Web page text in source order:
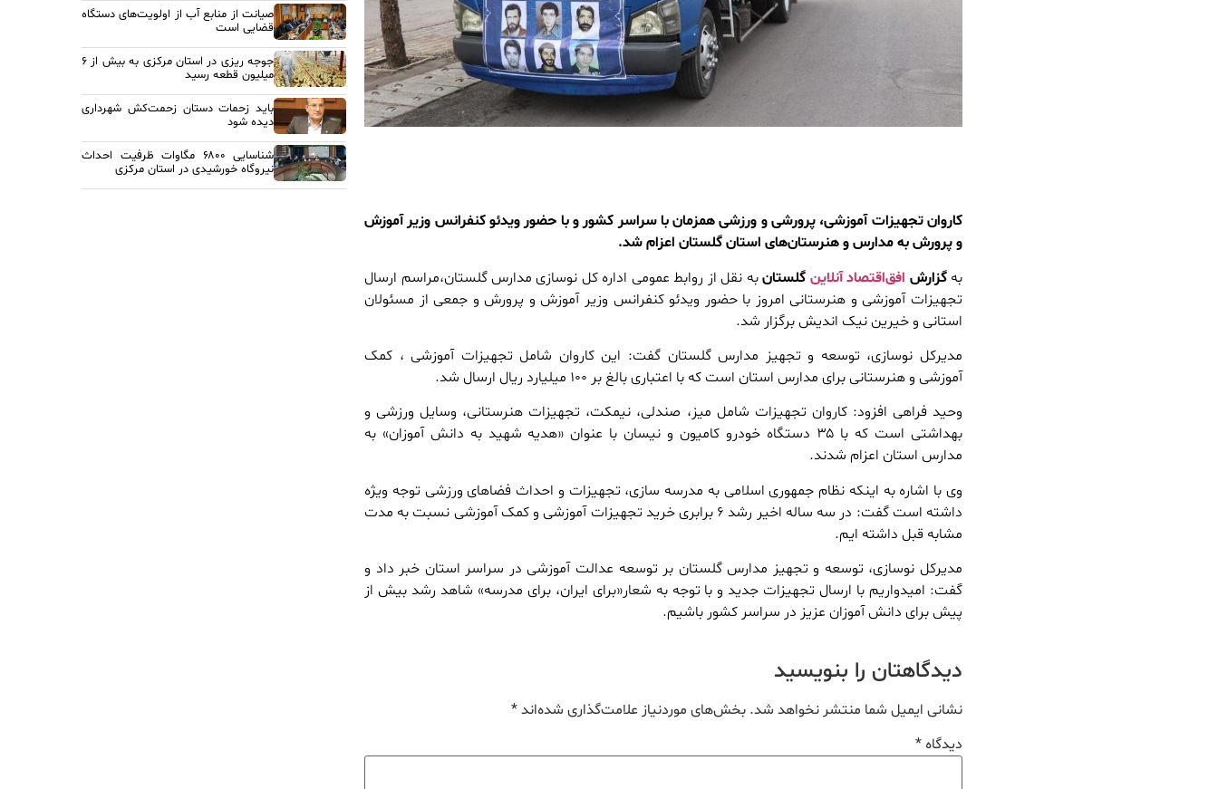
کاروان تجهیزات آموزشی، پرورشی و ورزشی همزمان با سراسر کشور و با حضور ویدئو کنفرانس وزیر آموزش
و پرورش به مدارس و هنرستان‌های استان گلستان اعزام شد.
به گزارش افق‌اقتصاد آنلاین گلستانبه نقل از روابط عمومی اداره کل نوسازی مدارس گلستان،مراسم ارسال
تجهیزات آموزشی و هنرستانی امروز با حضور ویدئو کنفرانس وزیر آموزش و پرورش و جمعی از مسئولان
استانی و خیرین نیک اندیش برگزار شد.
مدیرکل نوسازی، توسعه و تجهیز مدارس گلستان گفت: این کاروان شامل تجهیزات آموزشی ، کمک
آموزشی و هنرستانی برای مدارس استان است که با اعتباری بالغ بر ۱۰۰ میلیارد ریال ارسال شد.
وحید فراهی افزود: کاروان تجهیزات شامل میز، صندلی، نیمکت، تجهیزات هنرستانی، وسایل ورزشی و
بهداشتی است که با ۳۵ دستگاه خودرو کامیون و نیسان با عنوان «هدیه شهید به دانش آموزان» به
مدارس استان اعزام شدند.
وی با اشاره به اینکه نظام جمهوری اسلامی به مدرسه سازی، تجهیزات و احداث فضاهای ورزشی توجه ویژه
داشته است گفت: در سه ساله اخیر رشد ۶ برابری خرید تجهیزات آموزشی و کمک آموزشی نسبت به مدت
مشابه قبل داشته ایم.
مدیرکل نوسازی، توسعه و تجهیز مدارس گلستان بر توسعه عدالت آموزشی در سراسر استان خبر داد و
گفت: امیدواریم با ارسال تجهیزات جدید و با توجه به شعار«برای ایران، برای مدرسه» شاهد رشد بیش از
پیش برای دانش آموزان عزیز در سراسر کشور باشیم.
دیدگاهتان را بنویسید
نشانی ایمیل شما منتشر نخواهد شد. بخش‌های موردنیاز علامت‌گذاری شده‌اند*
دیدگاه*
صیانت از منابع آب از اولویت‌های دستگاه
قضایی است
جوجه ریزی در استان مرکزی به بیش از ۶
میلیون قطعه رسید
باید زحمات دستان زحمت‌کش شهرداری
دیده شود
شناسایی ۶۸۰۰ مگاوات ظرفیت احداث
نیروگاه خورشیدی در استان مرکزی